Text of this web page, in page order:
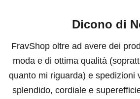
Dicono di
FravShop oltre ad avere dei
moda e di ottima qualità
quanto mi riguarda) e spedizioni
splendido, cordiale e